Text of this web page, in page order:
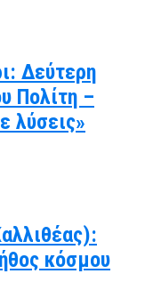
Δεύτερη
Πολίτη –
λύσεις»
κόσμου